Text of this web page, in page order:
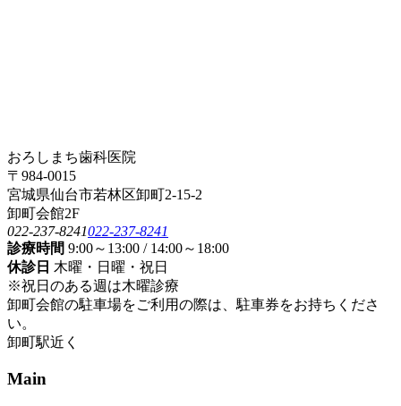
おろしまち歯科医院
〒984-0015
宮城県仙台市若林区卸町2-15-2
卸町会館2F
022-237-8241022-237-8241
診療時間 9:00～13:00 / 14:00～18:00
休診日 木曜・日曜・祝日
※祝日のある週は木曜診療
卸町会館の駐車場をご利用の際は、駐車券をお持ちくださ
い。
卸町駅近く
Main